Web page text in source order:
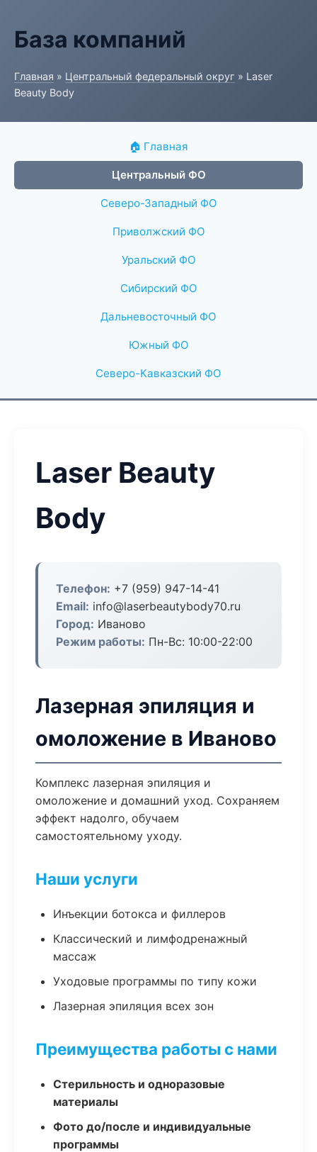
База компаний
Главная » Центральный федеральный округ » Laser
Beauty Body
🏠 Главная
Центральный ФО
Северо-Западный ФО
Приволжский ФО
Уральский ФО
Сибирский ФО
Дальневосточный ФО
Южный ФО
Северо-Кавказский ФО
Laser Beauty
Body
Телефон: +7 (959) 947-14-41
Email: info@laserbeautybody70.ru
Город: Иваново
Режим работы: Пн-Вс: 10:00-22:00
Лазерная эпиляция и
омоложение в Иваново
Комплекс лазерная эпиляция и
омоложение и домашний уход. Сохраняем
эффект надолго, обучаем
самостоятельному уходу.
Наши услуги
Инъекции ботокса и филлеров
Классический и лимфодренажный
массаж
Уходовые программы по типу кожи
Лазерная эпиляция всех зон
Преимущества работы с нами
Стерильность и одноразовые
материалы
Фото до/после и индивидуальные
программы